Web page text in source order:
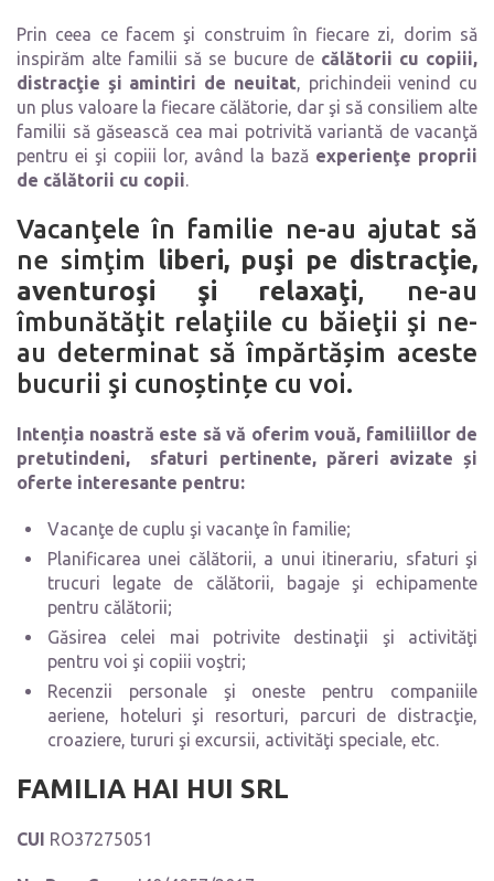
Prin ceea ce facem şi construim în fiecare zi, dorim să
inspirăm alte familii să se bucure de călătorii cu copiii,
distracţie şi amintiri de neuitat, prichindeii venind cu
un plus valoare la fiecare călătorie, dar şi să consiliem alte
familii să găsească cea mai potrivită variantă de vacanţă
pentru ei şi copiii lor, având la bază experienţe proprii
de călătorii cu copii.
Vacanţele în familie ne-au ajutat să
ne simţim liberi, puşi pe distracţie,
aventuroşi şi relaxaţi, ne-au
îmbunătăţit relaţiile cu băieţii şi ne-
au determinat să împărtășim aceste
bucurii şi cunoștințe cu voi.
Intenția noastră este să vă oferim vouă, familiillor de
pretutindeni, sfaturi pertinente, păreri avizate și
oferte interesante pentru:
Vacanţe de cuplu şi vacanţe în familie;
Planificarea unei călătorii, a unui itinerariu, sfaturi şi
trucuri legate de călătorii, bagaje şi echipamente
pentru călătorii;
Găsirea celei mai potrivite destinaţii şi activităţi
pentru voi şi copiii voştri;
Recenzii personale şi oneste pentru companiile
aeriene, hoteluri şi resorturi, parcuri de distracţie,
croaziere, tururi şi excursii, activităţi speciale, etc.
FAMILIA HAI HUI SRL
CUI RO37275051